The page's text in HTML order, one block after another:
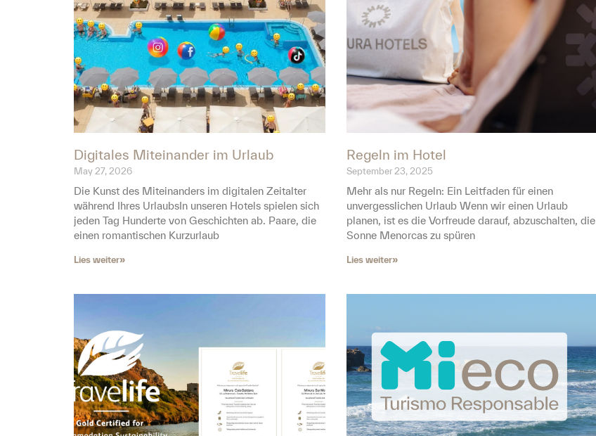
Digitales Miteinander im Urlaub
May 27, 2026
Die Kunst des Miteinanders im digitalen Zeitalter
während Ihres UrlaubsIn unseren Hotels spielen sich
jeden Tag Hunderte von Geschichten ab. Paare, die
einen romantischen Kurzurlaub
Lies weiter»
Regeln im Hotel
September 23, 2025
Mehr als nur Regeln: Ein Leitfaden für einen
unvergesslichen Urlaub Wenn wir einen Urlaub
planen, ist es die Vorfreude darauf, abzuschalten, die
Sonne Menorcas zu spüren
Lies weiter»